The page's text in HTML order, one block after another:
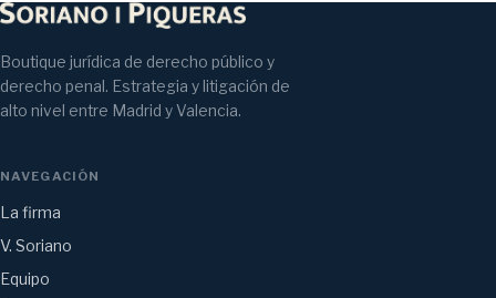
Boutique jurídica de derecho público y
derecho penal. Estrategia y litigación de
alto nivel entre Madrid y Valencia.
NAVEGACIÓN
La firma
V. Soriano
Equipo